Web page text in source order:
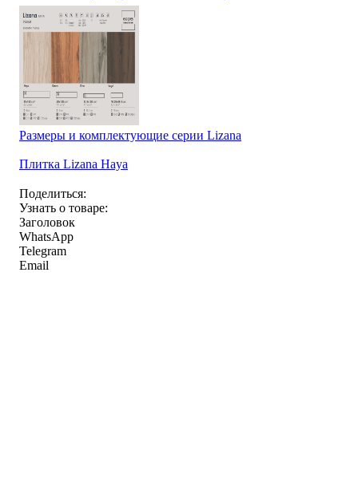
Размеры и комплектующие серии Lizana
Плитка Lizana Haya
Поделиться:
Узнать о товаре:
Заголовок
WhatsApp
Telegram
Email